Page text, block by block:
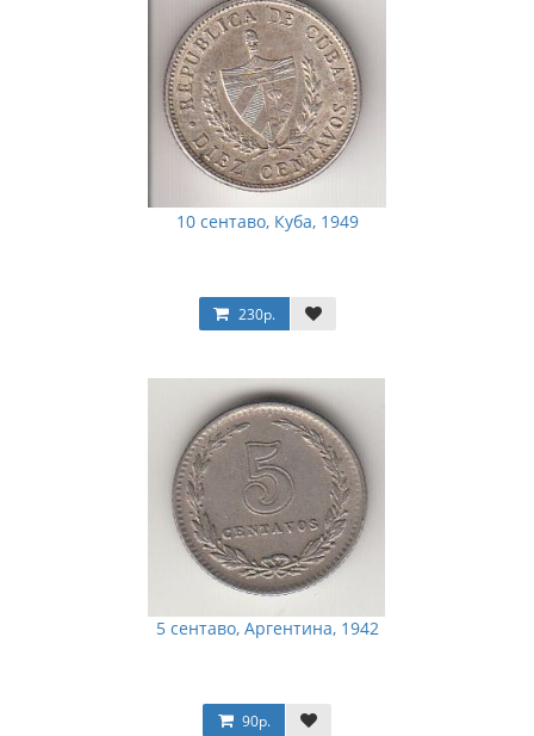
10 сентаво, Куба, 1949
230р.
5 сентаво, Аргентина, 1942
90р.